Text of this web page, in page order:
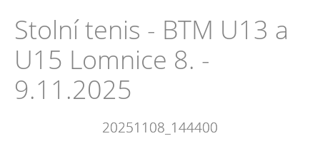
Stolní tenis - BTM U13 a
U15 Lomnice 8. -
9.11.2025
20251108_144400